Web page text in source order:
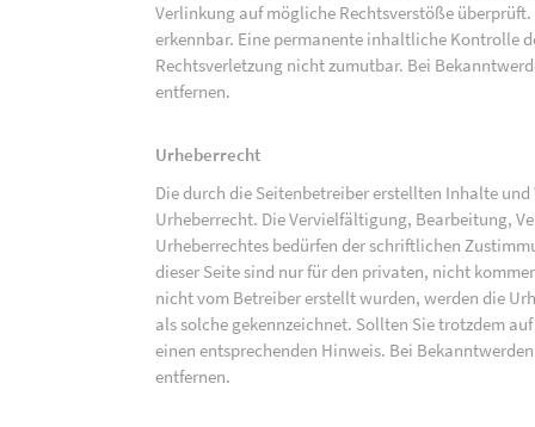
Verlinkung auf mögliche Rechtsverstöße
erkennbar. Eine permanente inhaltliche Kontrolle
Rechtsverletzung nicht zumutbar. Bei
entfernen.
Urheberrecht
Die durch die Seitenbetreiber erstellten Inhalte
Urheberrecht. Die Vervielfältigung, Bearbeitung,
Urheberrechtes bedürfen der schriftlichen
dieser Seite sind nur für den privaten, nicht
nicht vom Betreiber erstellt wurden, werden die
als solche gekennzeichnet. Sollten Sie trotzdem
einen entsprechenden Hinweis. Bei
entfernen.